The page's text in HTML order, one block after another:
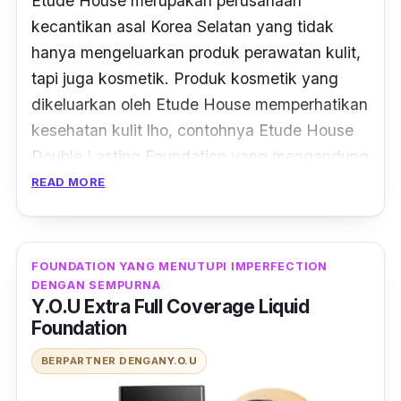
kecantikan asal Korea Selatan yang tidak
hanya mengeluarkan produk perawatan kulit,
tapi juga kosmetik. Produk kosmetik yang
dikeluarkan oleh Etude House memperhatikan
kesehatan kulit lho, contohnya Etude House
Double Lasting Foundation yang mengandung
SPF 42 PA++.
oxide, ethylhexyl methoxycinnamate, dan
titanium dioxidesehingga dapat melindungi
kulitmu dari paparan sinar matahari yang
merugikan kulit.
READ MORE
FOUNDATION YANG MENUTUPI IMPERFECTION
DENGAN SEMPURNA
Y.O.U Extra Full Coverage Liquid
Foundation
BERPARTNER DENGANY.O.U